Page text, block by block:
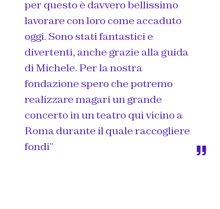
per questo è davvero bellissimo
lavorare con loro come accaduto
oggi. Sono stati fantastici e
divertenti, anche grazie alla guida
di Michele. Per la nostra
fondazione spero che potremo
realizzare magari un grande
concerto in un teatro qui vicino a
Roma durante il quale raccogliere
fondi”